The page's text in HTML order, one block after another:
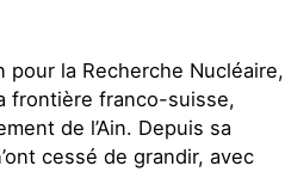
pour la Recherche Nucléaire,
frontière franco-suisse,
de l’Ain. Depuis sa
cessé de grandir, avec